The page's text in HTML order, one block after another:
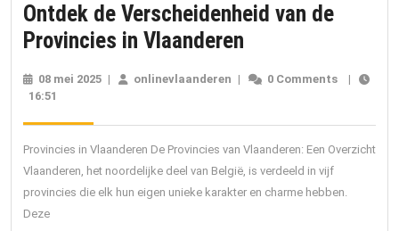
Ontdek de Verscheidenheid van de
Provincies in Vlaanderen
Verscheidenheid
van
de
Provincies
in
08 mei 2025 08
| onlinevlaanderen onlinevlaanderen
| 0 Comments
|
16:51
Provincies in Vlaanderen De Provincies van Vlaanderen: Een Overzicht
Vlaanderen, het noordelijke deel van België, is verdeeld in vijf
provincies die elk hun eigen unieke karakter en charme hebben.
Deze